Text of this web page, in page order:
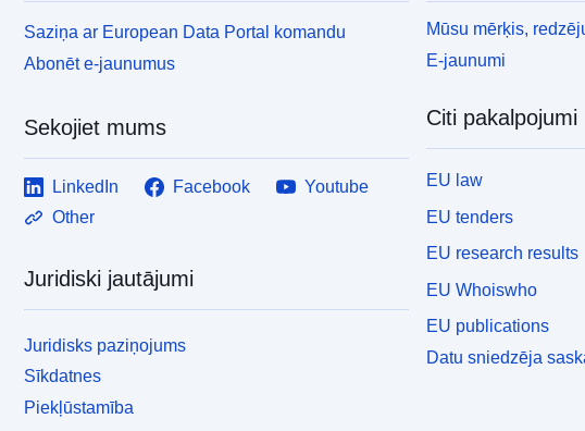
Saziņa ar European Data Portal komandu
Abonēt e-jaunumus
Sekojiet mums
LinkedIn Facebook
Youtube
Other
Juridiski jautājumi
Juridisks paziņojums
Sīkdatnes
Piekļūstamība
Mūsu mērķis,
E-jaunumi
Citi pakalpojumi
EU law
EU tenders
EU research results
EU Whoiswho
EU publications
Datu sniedzēja